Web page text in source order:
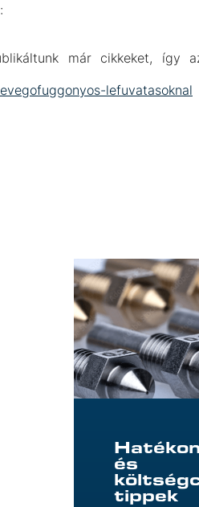
már cikkeket, így
lefuvatasoknal
és
tippek